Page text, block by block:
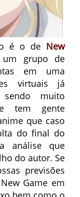
é o de New
grupo de
em uma
virtuais já
sendo muito
tem gente
que caso
do final do
análise que
do autor. Se
previsões
Game em